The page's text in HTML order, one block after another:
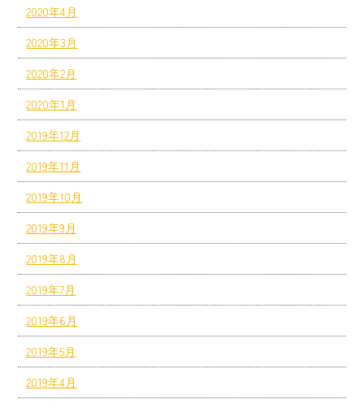
2020年4月
2020年3月
2020年2月
2020年1月
2019年12月
2019年11月
2019年10月
2019年9月
2019年8月
2019年7月
2019年6月
2019年5月
2019年4月